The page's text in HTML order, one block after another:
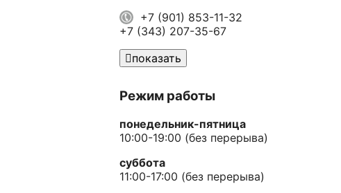
+7 (901) 853-11-32
+7 (343) 207-35-67
показать
Режим работы
понедельник-пятница
10:00-19:00 (без перерыва)
суббота
11:00-17:00 (без перерыва)